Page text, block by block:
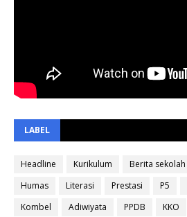
LABEL
Headline Kurikulum Berita sekolah
Humas
Literasi Prestasi P5
Kombel
Adiwiyata PPDB KKO